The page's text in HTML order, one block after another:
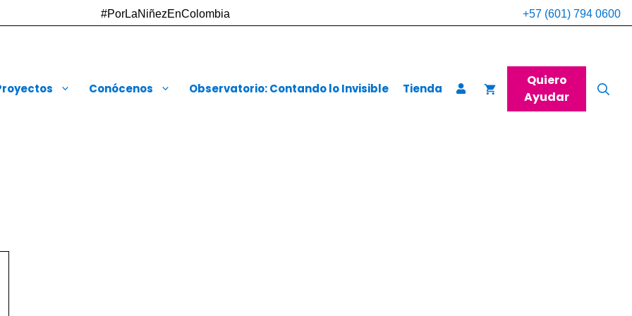
#PorLaNiñezEnColombia +57 (601) 794 0600
Conócenos Observatorio: Contando lo Invisible Tienda
Quiero
Ayudar